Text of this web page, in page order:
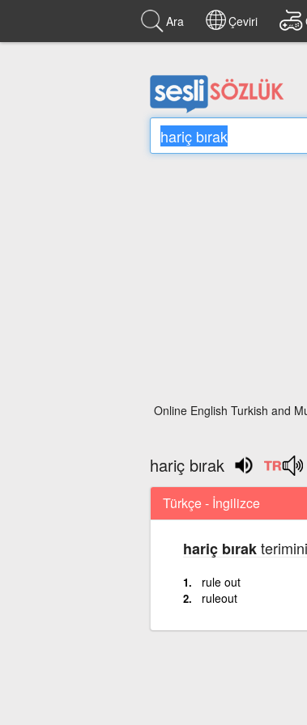
Ara Çeviri
Online English Turkish and
hariç bırak
Türkçe - İngilizce
hariç bırak
rule out
ruleout